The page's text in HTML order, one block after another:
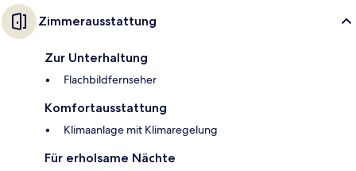
Zimmerausstattung
Zur Unterhaltung
Flachbildfernseher
Komfortausstattung
Klimaanlage mit Klimaregelung
Für erholsame Nächte